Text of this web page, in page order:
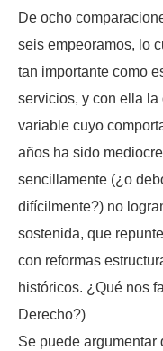
De ocho
seis empeoramos, lo
tan importante como
servicios, y con ella
variable cuyo
años ha sido
sencillamente (¿o
difícilmente?) no
sostenida, que
con reformas
históricos. ¿Qué nos
Derecho?)
Se puede argumentar